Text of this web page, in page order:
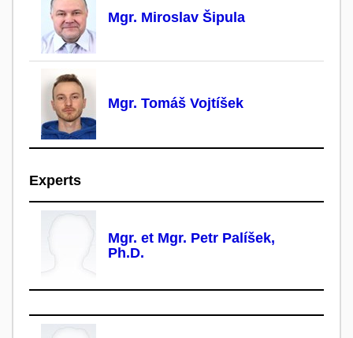
Mgr. Miroslav Šipula
Mgr. Tomáš Vojtíšek
Experts
Mgr. et Mgr. Petr Palíšek,
Ph.D.